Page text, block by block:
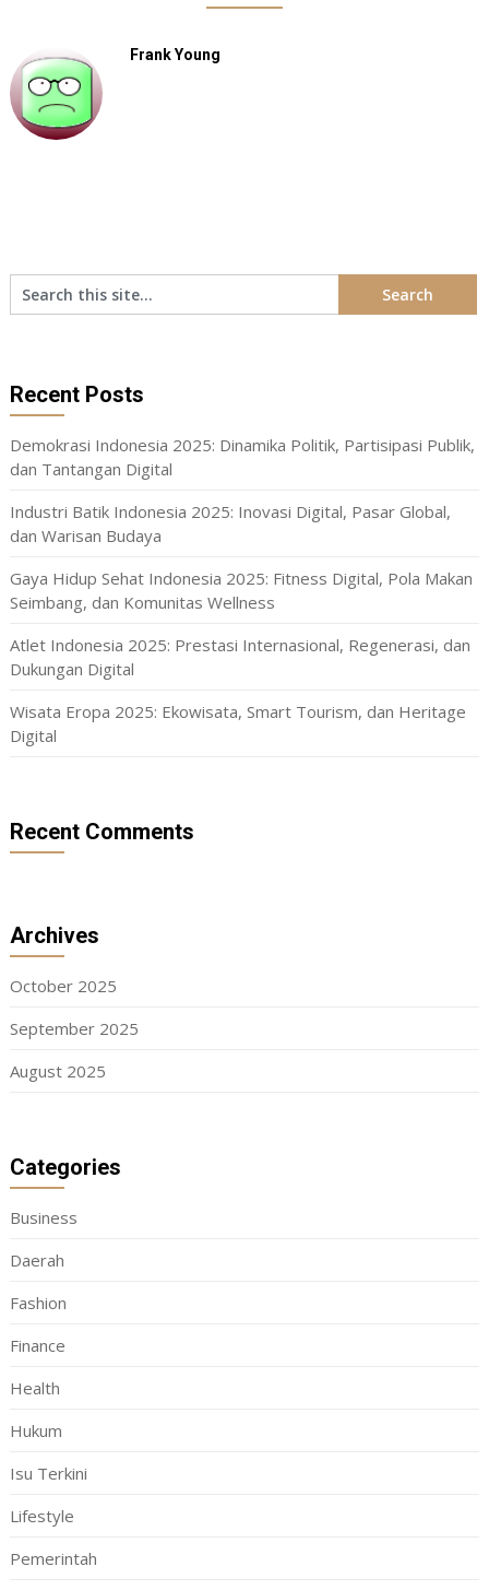
Frank Young
Recent Posts
Demokrasi Indonesia 2025: Dinamika Politik, Partisipasi Publik,
dan Tantangan Digital
Industri Batik Indonesia 2025: Inovasi Digital, Pasar Global,
dan Warisan Budaya
Gaya Hidup Sehat Indonesia 2025: Fitness Digital, Pola Makan
Seimbang, dan Komunitas Wellness
Atlet Indonesia 2025: Prestasi Internasional, Regenerasi, dan
Dukungan Digital
Wisata Eropa 2025: Ekowisata, Smart Tourism, dan Heritage
Digital
Recent Comments
Archives
October 2025
September 2025
August 2025
Categories
Business
Daerah
Fashion
Finance
Health
Hukum
Isu Terkini
Lifestyle
Pemerintah